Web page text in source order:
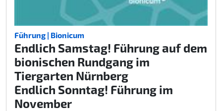
Führung | Bionicum
Endlich Samstag! Führung auf dem
bionischen Rundgang im
Tiergarten Nürnberg
Endlich Sonntag! Führung im
November